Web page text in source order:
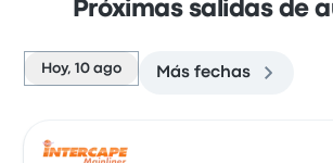
Próximas salidas de
Hoy, 10 ago Más fechas